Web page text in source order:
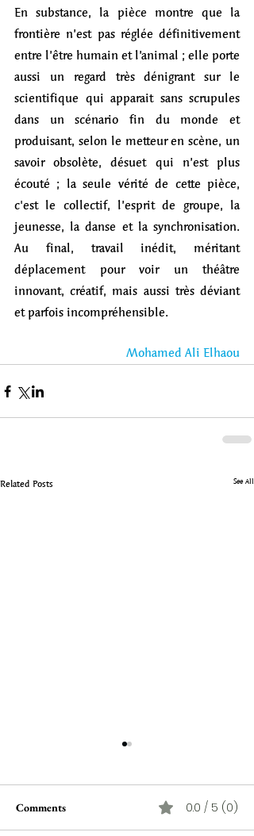
En substance, la pièce montre que la
frontière n’est pas réglée définitivement
entre l’être humain et l’animal ; elle porte
aussi un regard très dénigrant sur le
scientifique qui apparait sans scrupules
dans un scénario fin du monde et
produisant, selon le metteur en scène, un
savoir obsolète, désuet qui n’est plus
écouté ; la seule vérité de cette pièce,
c'est le collectif, l’esprit de groupe, la
jeunesse, la danse et la synchronisation.
Au final, travail inédit, méritant
déplacement pour voir un théâtre
innovant, créatif, mais aussi très déviant
et parfois incompréhensible.
Mohamed Ali Elhaou
Related Posts See All
Comments 0.0 / 5 (0)